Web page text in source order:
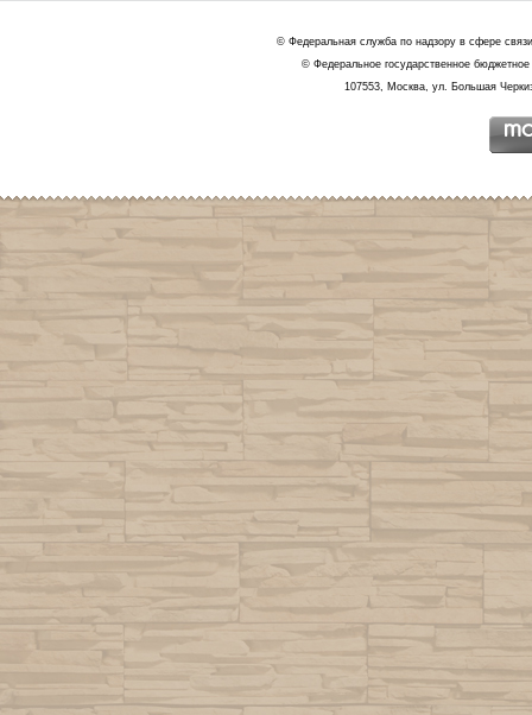
© Федеральная служба по надзору в сфере
© Федеральное государственное
107553, Москва, ул. Большая